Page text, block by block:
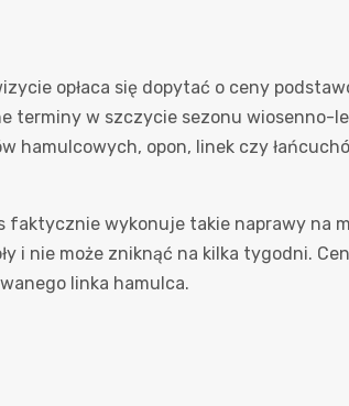
opłaca się dopytać o ceny
terminy w szczycie sezonu wiosenno-
hamulcowych, opon, linek czy
wykonuje takie naprawy na
i nie może zniknąć na kilka tygodni.
linka hamulca.